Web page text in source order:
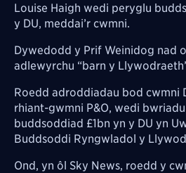
Louise Haigh wedi peryglu
y DU, meddai’r cwmni.
Dywedodd y Prif Weinidog nad
adlewyrchu “barn y
Roedd adroddiadau bod cwmni
rhiant-gwmni P&O, wedi
buddsoddiad £1bn yn y DU yn
Buddsoddi Ryngwladol y
Ond, yn ôl Sky News, roedd y